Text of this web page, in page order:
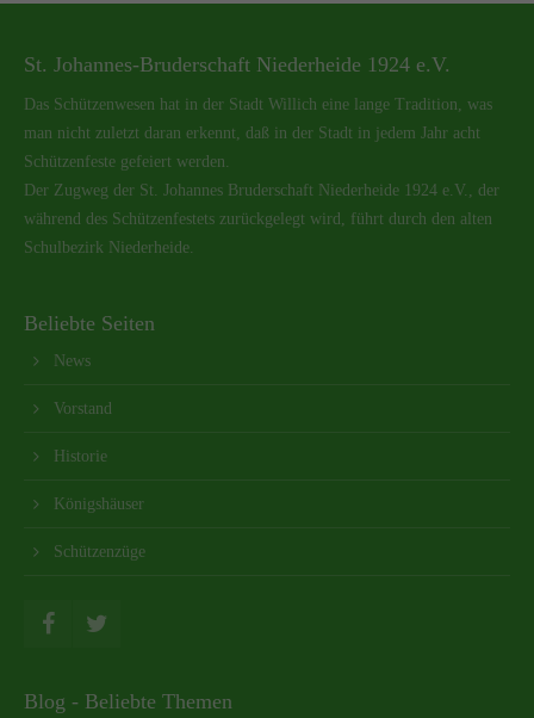
St. Johannes-Bruderschaft Niederheide 1924 e.V.
Das Schützenwesen hat in der Stadt Willich eine lange Tradition, was
man nicht zuletzt daran erkennt, daß in der Stadt in jedem Jahr acht
Schützenfeste gefeiert werden.
Der Zugweg der St. Johannes Bruderschaft Niederheide 1924 e.V., der
während des Schützenfestets zurückgelegt wird, führt durch den alten
Schulbezirk Niederheide.
Beliebte Seiten
News
Vorstand
Historie
Königshäuser
Schützenzüge
Blog - Beliebte Themen